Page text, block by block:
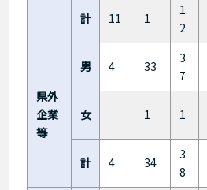
計 11 1
1
2
県外
企業
等
男 4 33
3
7
女 1 1
計 4 34
3
8